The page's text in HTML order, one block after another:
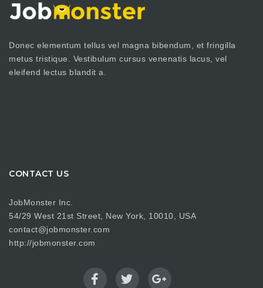
Donec elementum tellus vel magna bibendum, et fringilla
metus tristique. Vestibulum cursus venenatis lacus, vel
eleifend lectus blandit a.
CONTACT US
JobMonster Inc.
54/29 West 21st Street, New York, 10010, USA
contact@jobmonster.com
http://jobmonster.com